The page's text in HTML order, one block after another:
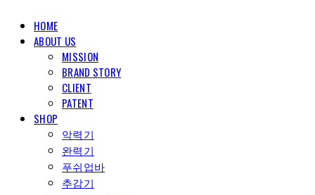
HOME
ABOUT US
MISSION
BRAND STORY
CLIENT
PATENT
SHOP
악력기
완력기
푸쉬업바
추감기